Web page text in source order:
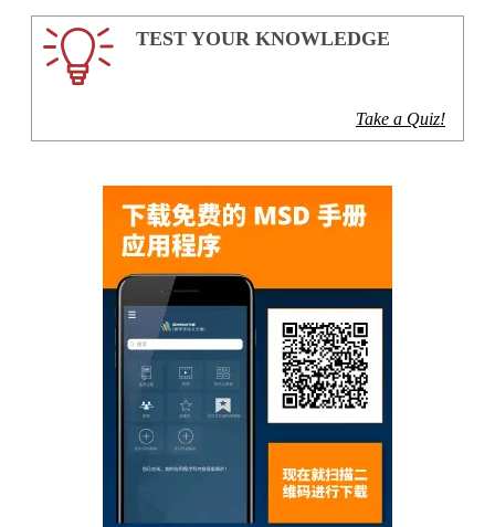
TEST YOUR KNOWLEDGE
Take a Quiz!